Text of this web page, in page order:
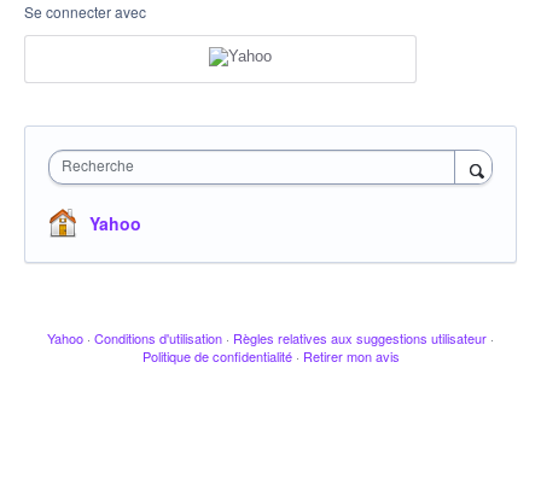
Se connecter avec
Recherche
Yahoo
Yahoo · Conditions d'utilisation · Règles relatives aux suggestions utilisateur ·
Politique de confidentialité · Retirer mon avis